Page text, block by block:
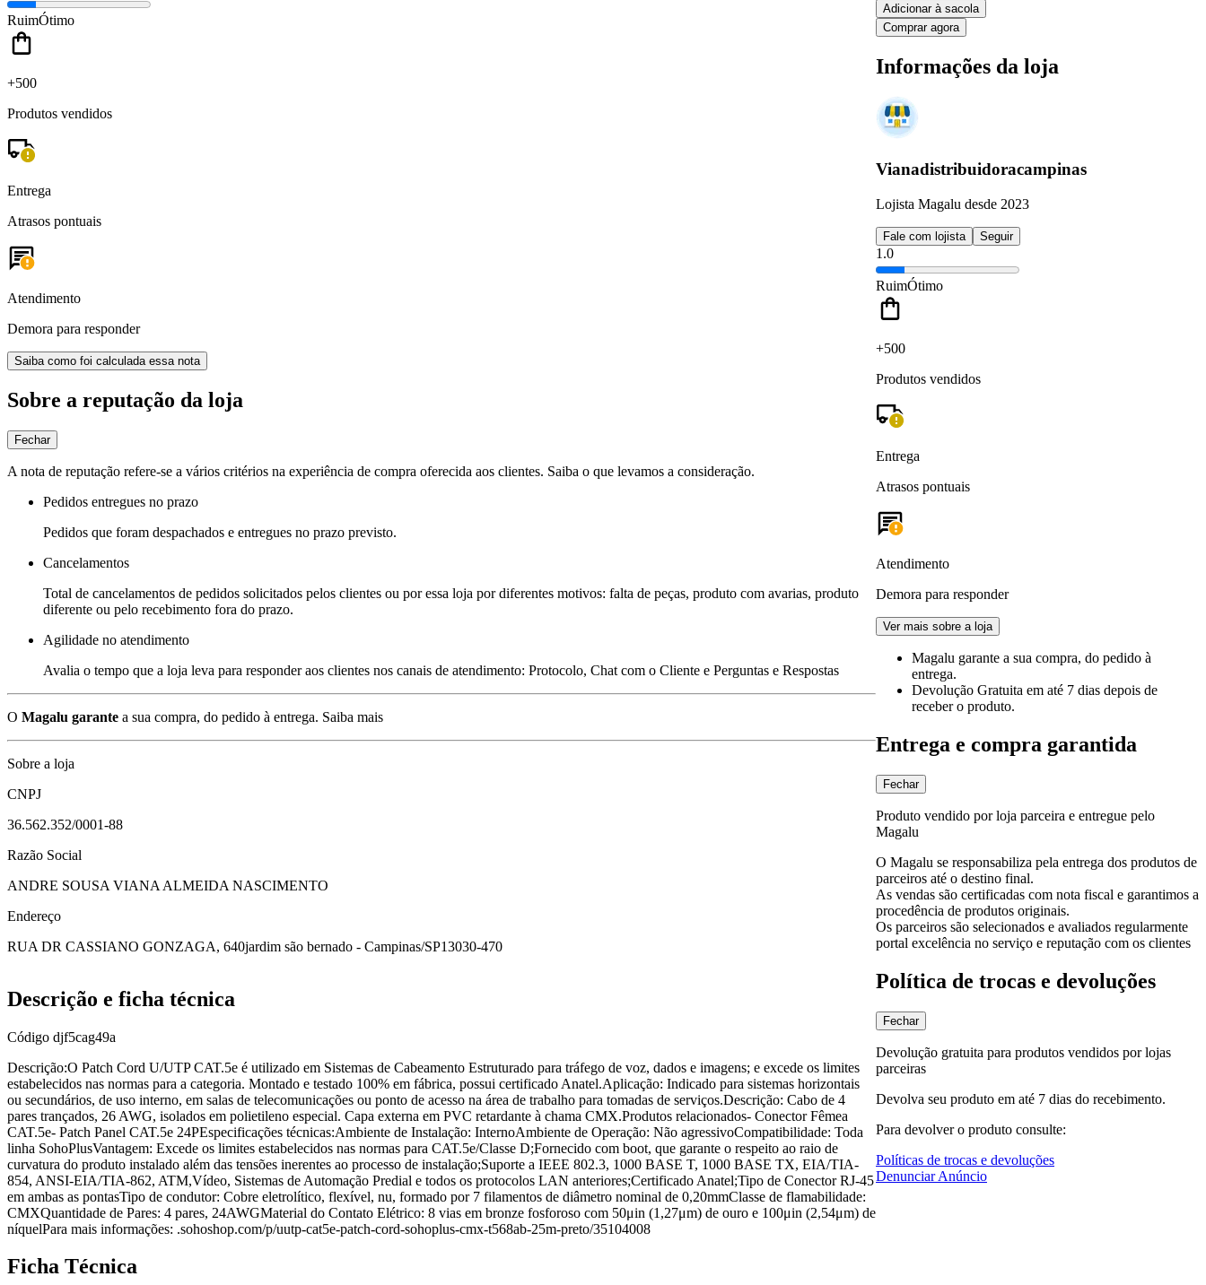
RuimÓtimo
+500
Produtos vendidos
Entrega
Atrasos pontuais
Atendimento
Demora para responder
Saiba como foi calculada essa nota
Sobre a reputação da loja
Fechar
A nota de reputação refere-se a vários critérios na experiência de compra oferecida aos clientes. Saiba o que levamos a consideração.
Pedidos entregues no prazo
Pedidos que foram despachados e entregues no prazo previsto.
Cancelamentos
Total de cancelamentos de pedidos solicitados pelos clientes ou por essa loja por diferentes motivos: falta de peças, produto com avarias, produto
diferente ou pelo recebimento fora do prazo.
Agilidade no atendimento
Avalia o tempo que a loja leva para responder aos clientes nos canais de atendimento: Protocolo, Chat com o Cliente e Perguntas e Respostas
O Magalu garante a sua compra, do pedido à entrega. Saiba mais
Sobre a loja
CNPJ
36.562.352/0001-88
Razão Social
ANDRE SOUSA VIANA ALMEIDA NASCIMENTO
Endereço
RUA DR CASSIANO GONZAGA, 640jardim são bernado - Campinas/SP13030-470
Adicionar à sacola
Comprar agora
Informações da loja
Vianadistribuidoracampinas
Lojista Magalu desde 2023
Fale com lojista Seguir
1.0
RuimÓtimo
+500
Produtos vendidos
Entrega
Atrasos pontuais
Atendimento
Demora para responder
Ver mais sobre a loja
Magalu garante a sua compra, do pedido à
entrega.
Devolução Gratuita em até 7 dias depois de
receber o produto.
Entrega e compra garantida
Fechar
Produto vendido por loja parceira e entregue pelo
Magalu
O Magalu se responsabiliza pela entrega dos produtos de
parceiros até o destino final.
As vendas são certificadas com nota fiscal e garantimos a
procedência de produtos originais.
Os parceiros são selecionados e avaliados regularmente
portal excelência no serviço e reputação com os clientes
Política de trocas e devoluções
Fechar
Devolução gratuita para produtos vendidos por lojas
parceiras
Devolva seu produto em até 7 dias do recebimento.
Para devolver o produto consulte:
Políticas de trocas e devoluções
Denunciar Anúncio
Descrição e ficha técnica
Código djf5cag49a
Descrição:O Patch Cord U/UTP CAT.5e é utilizado em Sistemas de Cabeamento Estruturado para tráfego de voz, dados e imagens; e excede os limites
estabelecidos nas normas para a categoria. Montado e testado 100% em fábrica, possui certificado Anatel.Aplicação: Indicado para sistemas horizontais
ou secundários, de uso interno, em salas de telecomunicações ou ponto de acesso na área de trabalho para tomadas de serviços.Descrição: Cabo de 4
pares trançados, 26 AWG, isolados em polietileno especial. Capa externa em PVC retardante à chama CMX.Produtos relacionados- Conector Fêmea
CAT.5e- Patch Panel CAT.5e 24PEspecificações técnicas:Ambiente de Instalação: InternoAmbiente de Operação: Não agressivoCompatibilidade: Toda
linha SohoPlusVantagem: Excede os limites estabelecidos nas normas para CAT.5e/Classe D;Fornecido com boot, que garante o respeito ao raio de
curvatura do produto instalado além das tensões inerentes ao processo de instalação;Suporte a IEEE 802.3, 1000 BASE T, 1000 BASE TX, EIA/TIA-
854, ANSI-EIA/TIA-862, ATM,Vídeo, Sistemas de Automação Predial e todos os protocolos LAN anteriores;Certificado Anatel;Tipo de Conector RJ-45
em ambas as pontasTipo de condutor: Cobre eletrolítico, flexível, nu, formado por 7 filamentos de diâmetro nominal de 0,20mmClasse de flamabilidade:
CMXQuantidade de Pares: 4 pares, 24AWGMaterial do Contato Elétrico: 8 vias em bronze fosforoso com 50μin (1,27μm) de ouro e 100μin (2,54μm) de
níquelPara mais informações: .sohoshop.com/p/uutp-cat5e-patch-cord-sohoplus-cmx-t568ab-25m-preto/35104008
Ficha Técnica